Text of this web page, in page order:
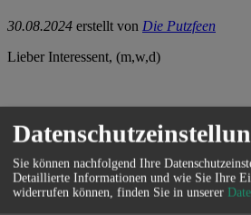
30.08.2024 erstellt von Die Putzfeen
Lieber Interessent, (m,w,d)
Reinigung anbieten.
Ihr Putzfeen Team
Sie können nachfolgend Ihre
Detaillierte Informationen und wie Sie Ihre
widerrufen können, finden Sie in unserer